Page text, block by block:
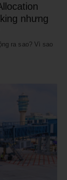
nhưng
ra sao? Vì sao